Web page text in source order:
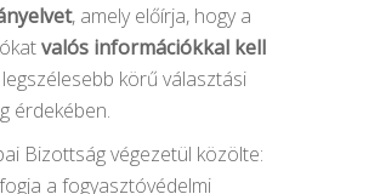
, amely előírja, hogy a
valós információkkal kell
körű választási
érdekében.
Bizottság végezetül közölte:
a fogyasztóvédelmi